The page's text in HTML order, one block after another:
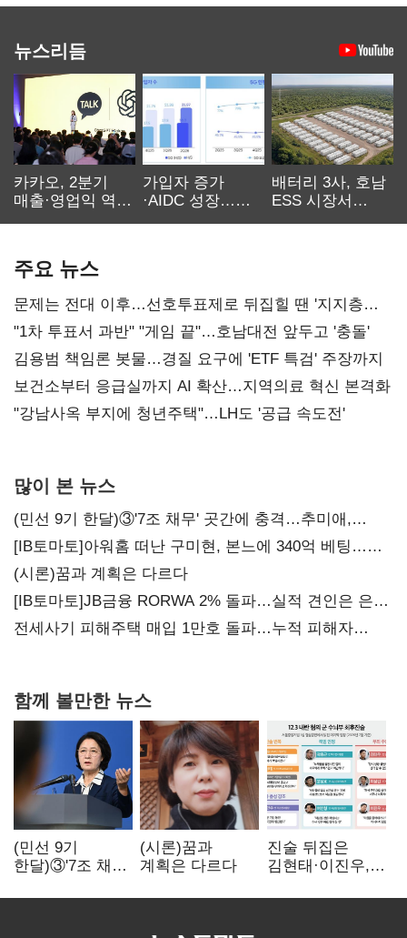
뉴스리듬
카카오, 2분기
매출·영업익 역대
가입자 증가
·AIDC 성장…
배터리 3사, 호남
ESS 시장서
주요 뉴스
문제는 전대 이후…선호투표제로 뒤집힐 땐 '지지층
불복'
"1차 투표서 과반" "게임 끝"…호남대전 앞두고 '충돌'
김용범 책임론 봇물…경질 요구에 'ETF 특검' 주장까지
보건소부터 응급실까지 AI 확산…지역의료 혁신 본격화
"강남사옥 부지에 청년주택"…LH도 '공급 속도전'
많이 본 뉴스
(민선 9기 한달)③'7조 채무' 곳간에 충격…추미애,
20년만에 '비상재정' 선언 승부수
[IB토마토]아워홈 떠난 구미현, 본느에 340억 베팅…
가족 지배체제 구축
(시론)꿈과 계획은 다르다
[IB토마토]JB금융 RORWA 2% 돌파…실적 견인은 은행
아닌 캐피탈
전세사기 피해주택 매입 1만호 돌파…누적 피해자
함께 볼만한 뉴스
(민선 9기
한달)③'7조 채무'
추미애, 20년만에
(시론)꿈과
계획은 다르다
진술 뒤집은
김현태·이진우,
헌신"…법정서